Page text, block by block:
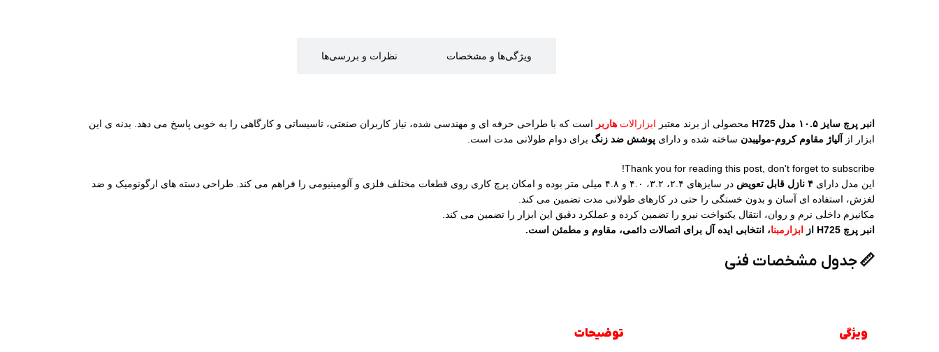
ویژگی‌ها و مشخصات نظرات و بررسی‌ها
انبر پرچ سایز ۱۰.۵ مدل H725 محصولی از برند معتبر ابزارالات هاربر است که با طراحی حرفه‌ ای و مهندسی‌ شده، نیاز کاربران صنعتی، تاسیساتی و کارگاهی را به‌ خوبی پاسخ می‌ دهد. بدنه‌ ی این
ابزار از
آلیاژ مقاوم کروم-مولیبدن ساخته شده و دارای پوشش ضد زنگ برای دوام طولانی‌ مدت است.
Thank you for reading this post, don't forget to subscribe!
این مدل دارای ۴ نازل قابل تعویض
در سایزهای ۲.۴، ۳.۲، ۴.۰ و ۴.۸ میلی‌ متر بوده و امکان پرچ‌ کاری روی قطعات مختلف فلزی و آلومینیومی را فراهم می‌ کند. طراحی دسته‌ های ارگونومیک و ضد
لغزش، استفاده‌ ای آسان و بدون خستگی را حتی در کارهای طولانی‌ مدت تضمین می‌ کند.
مکانیزم داخلی نرم و روان، انتقال یکنواخت نیرو را تضمین کرده و عملکرد دقیق این ابزار را تضمین می‌ کند.
انبر پرچ H725 از
ابزارمبنا، انتخابی ایده‌ آل برای اتصالات دائمی، مقاوم و مطمئن است.
📏جدول مشخصات فنی
ویژگی توضیحات